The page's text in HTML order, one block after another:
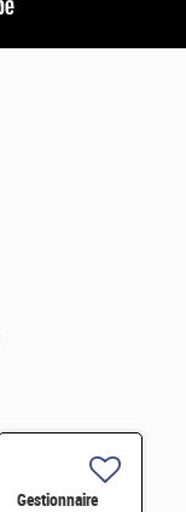
Gestionnaire